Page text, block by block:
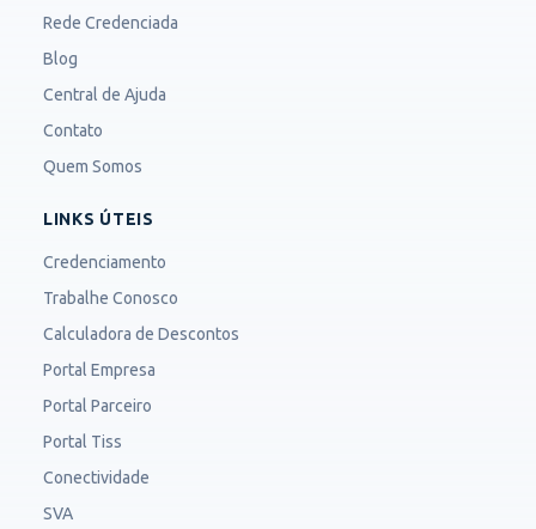
Rede Credenciada
Blog
Central de Ajuda
Contato
Quem Somos
LINKS ÚTEIS
Credenciamento
Trabalhe Conosco
Calculadora de Descontos
Portal Empresa
Portal Parceiro
Portal Tiss
Conectividade
SVA